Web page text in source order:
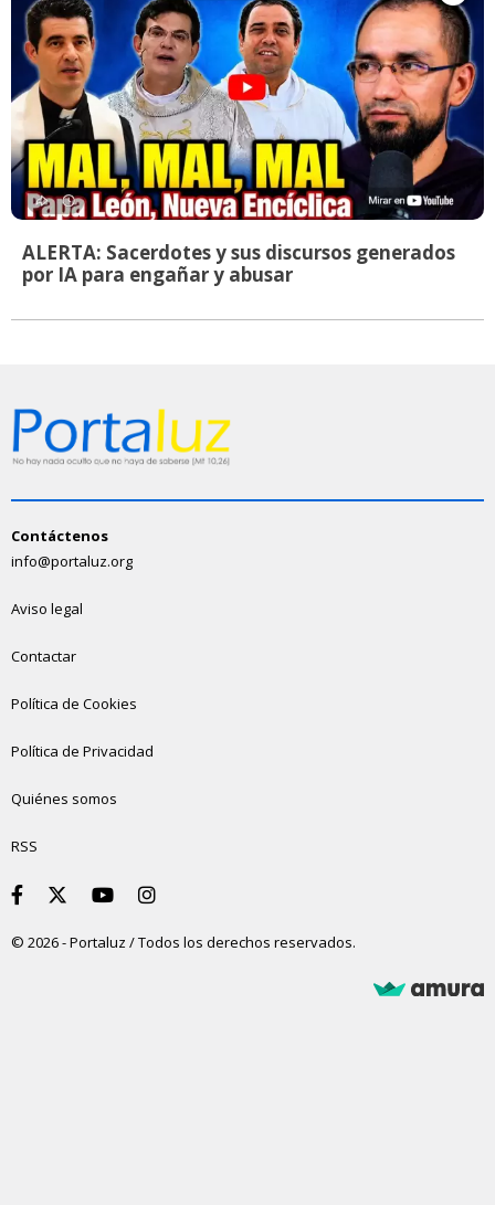
ALERTA: Sacerdotes y sus discursos generados
por IA para engañar y abusar
Contáctenos
info@portaluz.org
Aviso legal
Contactar
Política de Cookies
Política de Privacidad
Quiénes somos
RSS
© 2026 - Portaluz / Todos los derechos reservados.